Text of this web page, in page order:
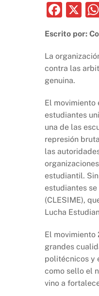
F
c
e
b
o
o
k
X
Escrito por:
La
contra las
genuina.
El
estudiantes
una de las
represión
las
estudiantil.
estudiantes
(CLESIME),
Lucha
El movimiento
grandes
politécnicos y
como sello el
vino a